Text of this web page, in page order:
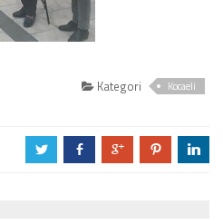
Kategori Kocaeli
a b c d j